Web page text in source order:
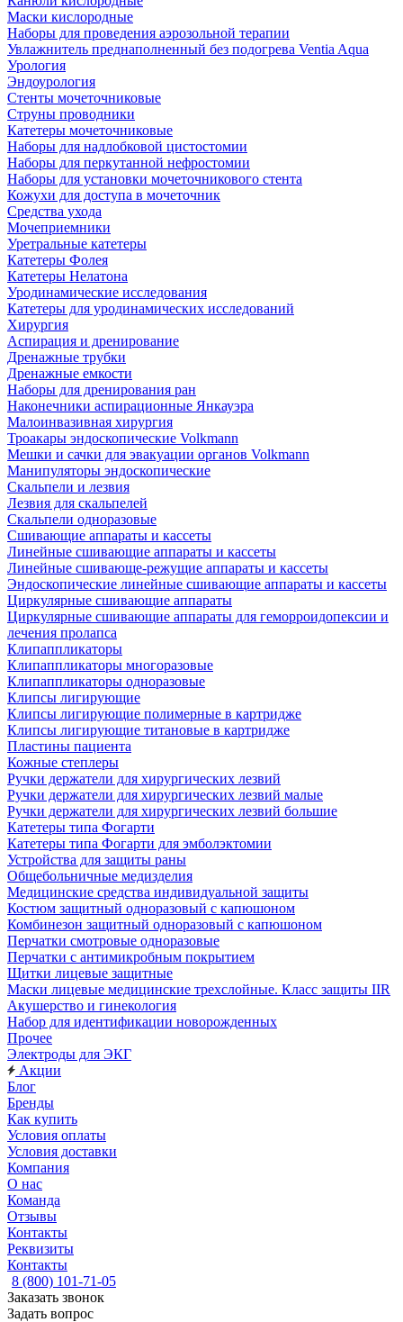
Маски кислородные
Наборы для проведения аэрозольной терапии
Увлажнитель преднаполненный без подогрева Ventia Aqua
Урология
Эндоурология
Стенты мочеточниковые
Струны проводники
Катетеры мочеточниковые
Наборы для надлобковой цистостомии
Наборы для перкутанной нефростомии
Наборы для установки мочеточникового стента
Кожухи для доступа в мочеточник
Средства ухода
Мочеприемники
Уретральные катетеры
Катетеры Фолея
Катетеры Нелатона
Уродинамические исследования
Катетеры для уродинамических исследований
Хирургия
Аспирация и дренирование
Дренажные трубки
Дренажные емкости
Наборы для дренирования ран
Наконечники аспирационные Янкауэра
Малоинвазивная хирургия
Троакары эндоскопические Volkmann
Мешки и сачки для эвакуации органов Volkmann
Манипуляторы эндоскопические
Скальпели и лезвия
Лезвия для скальпелей
Скальпели одноразовые
Сшивающие аппараты и кассеты
Линейные сшивающие аппараты и кассеты
Линейные сшивающе-режущие аппараты и кассеты
Эндоскопические линейные сшивающие аппараты и кассеты
Циркулярные сшивающие аппараты
Циркулярные сшивающие аппараты для геморроидопексии и
лечения пролапса
Клипаппликаторы
Клипаппликаторы многоразовые
Клипаппликаторы одноразовые
Клипсы лигирующие
Клипсы лигирующие полимерные в картридже
Клипсы лигирующие титановые в картридже
Пластины пациента
Кожные степлеры
Ручки держатели для хирургических лезвий
Ручки держатели для хирургических лезвий малые
Ручки держатели для хирургических лезвий большие
Катетеры типа Фогарти
Катетеры типа Фогарти для эмболэктомии
Устройства для защиты раны
Общебольничные медизделия
Медицинские средства индивидуальной защиты
Костюм защитный одноразовый с капюшоном
Комбинезон защитный одноразовый с капюшоном
Перчатки смотровые одноразовые
Перчатки с антимикробным покрытием
Щитки лицевые защитные
Маски лицевые медицинские трехслойные. Класс защиты IIR
Акушерство и гинекология
Набор для идентификации новорожденных
Прочее
Электроды для ЭКГ
Акции
Блог
Бренды
Как купить
Условия оплаты
Условия доставки
Компания
О нас
Команда
Отзывы
Контакты
Реквизиты
Контакты
8 (800) 101-71-05
Заказать звонок
Задать вопрос